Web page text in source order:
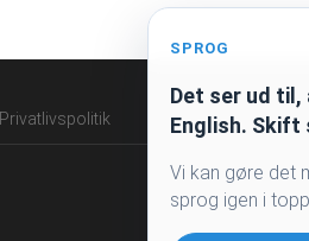
Privatlivspolitik
SPROG
Det ser ud
English. Skift
Vi kan gøre det
sprog igen i